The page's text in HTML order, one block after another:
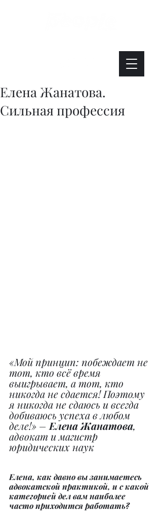
Елена Жанатова.
Сильная профессия
«Мой принцип: побеждает не
тот, кто всё время
выигрывает, а тот, кто
никогда не сдается! Поэтому
я никогда не сдаюсь и всегда
добиваюсь успеха в любом
деле!» – Елена Жанатова,
адвокат и магистр
юридических наук
Елена, как давно вы занимаетесь
адвокатской практикой, и с какой
категорией дел вам наиболее
часто приходится работать?